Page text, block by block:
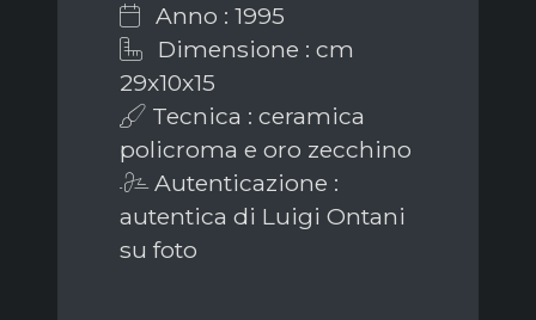
Anno : 1995
Dimensione : cm
29x10x15
Tecnica : ceramica
policroma e oro zecchino
Autenticazione :
autentica di Luigi Ontani
su foto